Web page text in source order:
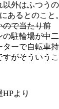
外はふつう
あるとのこと。
ので当たり前
の駐輪場が中
ターで自転車
がそういうこ
より